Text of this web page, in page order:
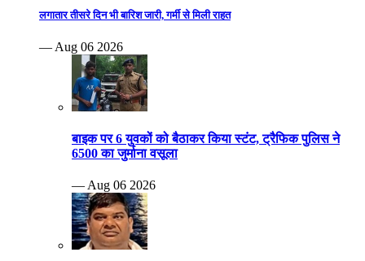
लगातार तीसरे दिन भी बारिश जारी, गर्मी से मिली राहत
— Aug 06 2026
बाइक पर 6 युवकों को बैठाकर किया स्टंट, ट्रैफिक पुलिस ने
6500 का जुर्माना वसूला
— Aug 06 2026